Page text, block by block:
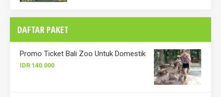
DAFTAR PAKET
Promo Ticket Bali Zoo Untuk Domestik
IDR 140.000